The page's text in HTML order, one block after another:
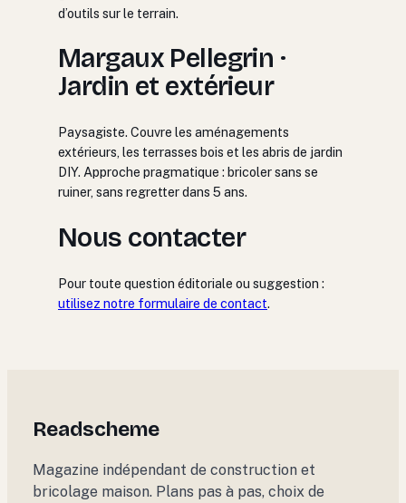
d’outils sur le terrain.
Margaux Pellegrin ·
Jardin et extérieur
Paysagiste. Couvre les aménagements
extérieurs, les terrasses bois et les abris de jardin
DIY. Approche pragmatique : bricoler sans se
ruiner, sans regretter dans 5 ans.
Nous contacter
Pour toute question éditoriale ou suggestion :
utilisez notre formulaire de contact.
Readscheme
Magazine indépendant de construction et
bricolage maison. Plans pas à pas, choix de